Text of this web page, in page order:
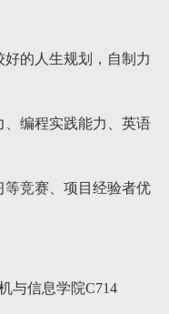
好的人生规划，自制力
、编程实践能力、英语
等竞赛、项目经验者优
与信息学院C714